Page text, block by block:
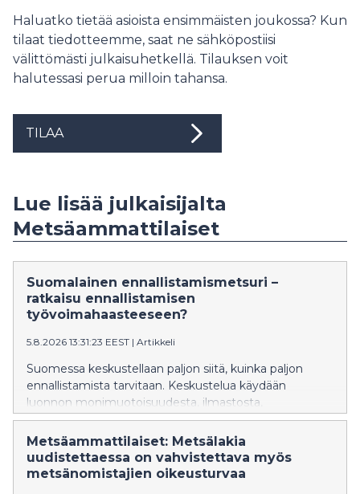
Haluatko tietää asioista ensimmäisten joukossa? Kun
tilaat tiedotteemme, saat ne sähköpostiisi
välittömästi julkaisuhetkellä. Tilauksen voit
halutessasi perua milloin tahansa.
TILAA
Lue lisää julkaisijalta
Metsäammattilaiset
Suomalainen ennallistamismetsuri –
ratkaisu ennallistamisen
työvoimahaasteeseen?
5.8.2026 13:31:23 EEST | Artikkeli
Suomessa keskustellaan paljon siitä, kuinka paljon
ennallistamista tarvitaan. Keskustelua käydään
luonnon monimuotoisuudesta, ilmastosta,
kustannuksista ja tavoitteista. Yksi kysymys jää
kuitenkin yllättävän vähälle huomiolle: Kuka tekee
ennallistamistyöt?
Metsäammattilaiset: Metsälakia
uudistettaessa on vahvistettava myös
metsänomistajien oikeusturvaa